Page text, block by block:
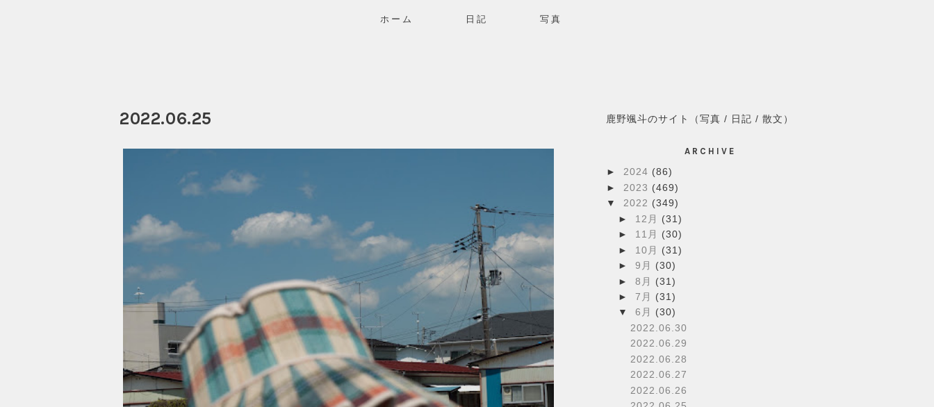
ホーム 日記 写真
2022.06.25 鹿野颯斗のサイト（写真 / 日記 / 散文）
ARCHIVE
► 2024 (86)
► 2023 (469)
▼ 2022 (349)
► 12月 (31)
► 11月 (30)
► 10月 (31)
► 9月 (30)
► 8月 (31)
► 7月 (31)
▼ 6月 (30)
2022.06.30
2022.06.29
2022.06.28
2022.06.27
2022.06.26